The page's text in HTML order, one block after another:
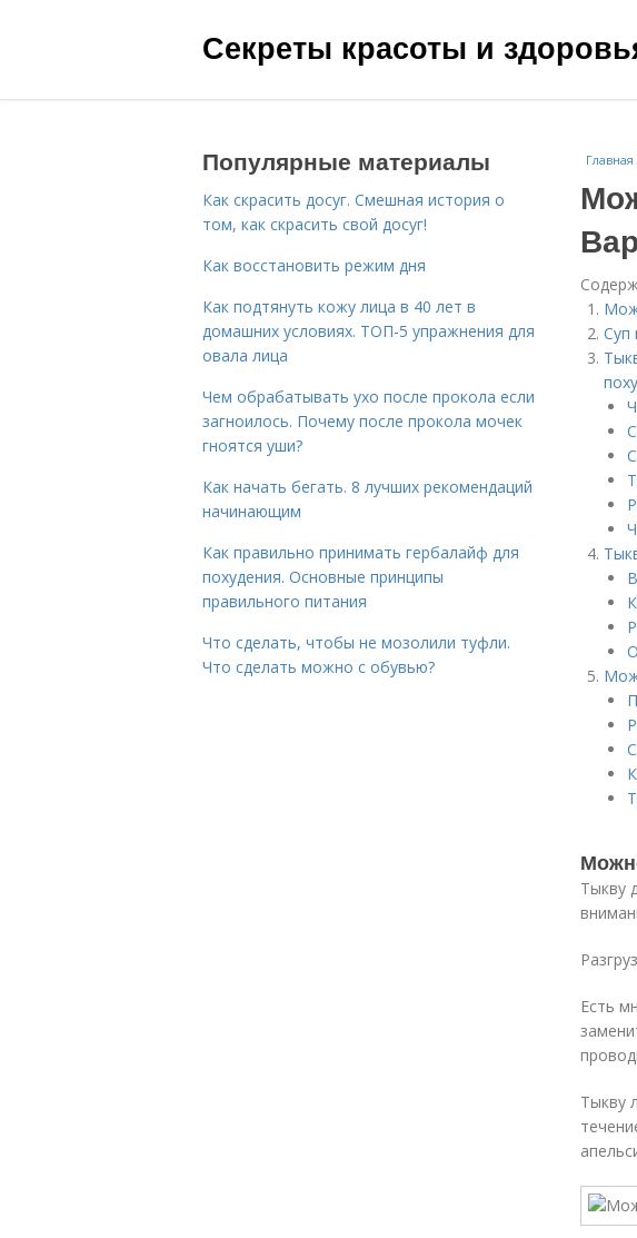
Секреты красоты и
Главная
Суп
Тыкву
Есть
Тыкву
Популярные материалы
Как скрасить досуг. Смешная история о
том, как скрасить свой досуг!
Как восстановить режим дня
Как подтянуть кожу лица в 40 лет в
домашних условиях. ТОП-5 упражнения для
овала лица
Чем обрабатывать ухо после прокола если
загноилось. Почему после прокола мочек
гноятся уши?
Как начать бегать. 8 лучших рекомендаций
начинающим
Как правильно принимать гербалайф для
похудения. Основные принципы
правильного питания
Что сделать, чтобы не мозолили туфли.
Что сделать можно с обувью?